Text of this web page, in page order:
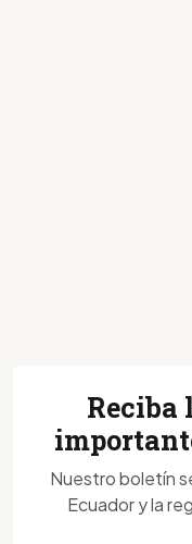
Reciba
Nuestro boletín
Ecuador y la